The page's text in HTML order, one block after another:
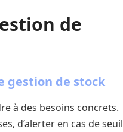
de
gestion de stock
à des besoins concrets.
d’alerter en cas de seuil